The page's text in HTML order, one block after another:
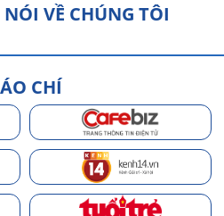
VỀ CHÚNG TÔI
CHÍ